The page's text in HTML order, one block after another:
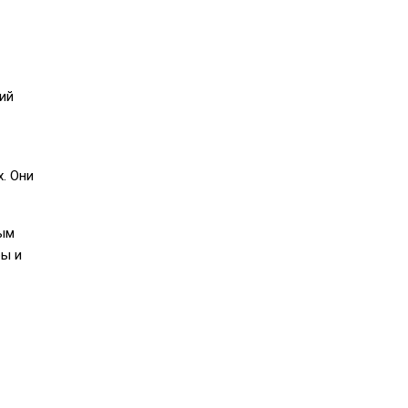
Они
и